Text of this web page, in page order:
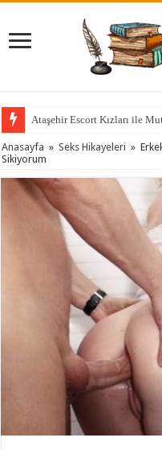
Ataşehir Escort Kızları ile
Anasayfa » Seks Hikayeleri »
Sikiyorum